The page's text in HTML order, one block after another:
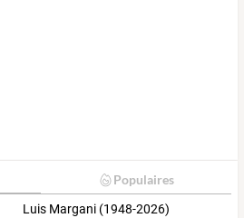
Populaires
Luis Margani (1948-2026)